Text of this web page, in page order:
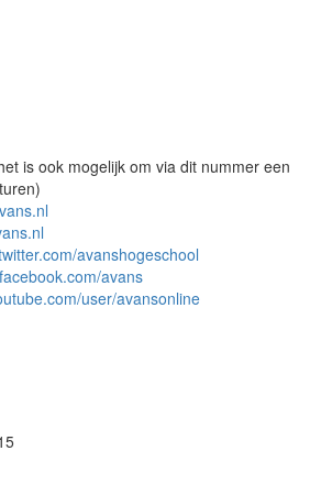
is ook mogelijk om via dit nummer een
avanshogeschool
avans
user/avansonline